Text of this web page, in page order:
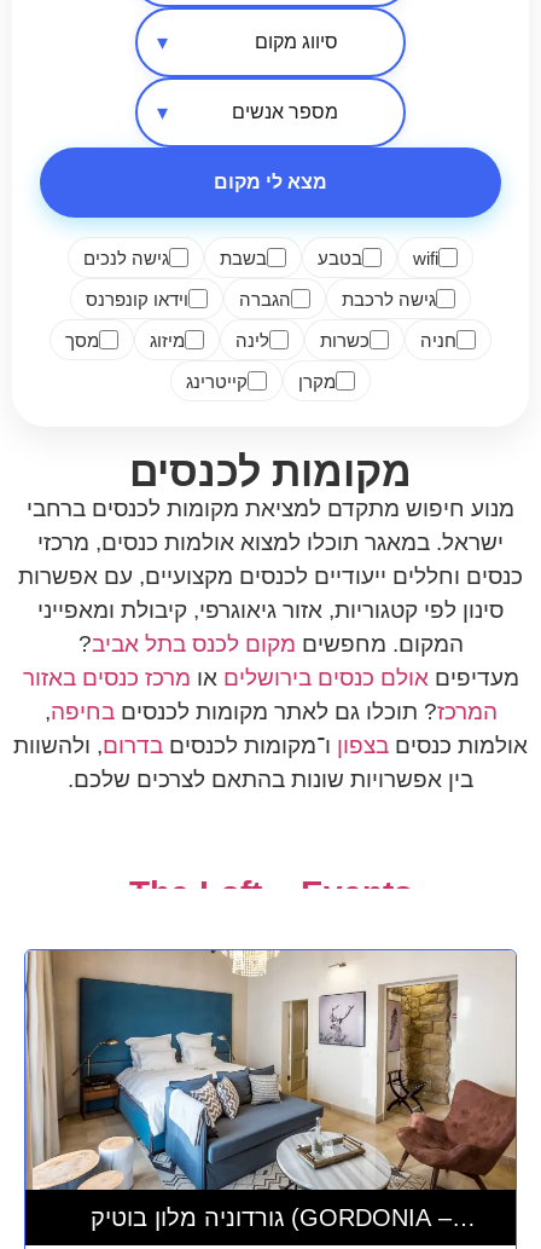
אזור בארץ
סיווג מקום
מספר אנשים
מצא לי מקום
wifi בטבע בשבת
גישה לנכים
גישה לרכבת
הגברה
וידאו קונפרנס
חניה
כשרות לינה מיזוג
מסך
מקרן
קייטרינג
מקומות לכנסים
מנוע חיפוש מתקדם למציאת מקומות לכנסים ברחבי
ישראל. במאגר תוכלו למצוא אולמות כנסים, מרכזי
כנסים וחללים ייעודיים לכנסים מקצועיים, עם אפשרות
סינון לפי קטגוריות, אזור גיאוגרפי, קיבולת ומאפייני
המקום. מחפשים מקום לכנס בתל אביב?
מעדיפיםאולם כנסים בירושלים או מרכז כנסים באזור
המרכז? תוכלו גם לאתר מקומות לכנסיםבחיפה,
אולמות כנסים בצפון ו־מקומות לכנסים בדרום, ולהשוות
בין אפשרויות שונות בהתאם לצרכים שלכם.
The Loft – Events
למידע נוסף
גורדוניה מלון בוטיק (GORDONIA –